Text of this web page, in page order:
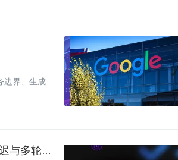
边界、生成
Gemini 3.5 Flash 企业级选型评测：百万 Token 长上下文、推理延迟与多轮对话一致性深度分析